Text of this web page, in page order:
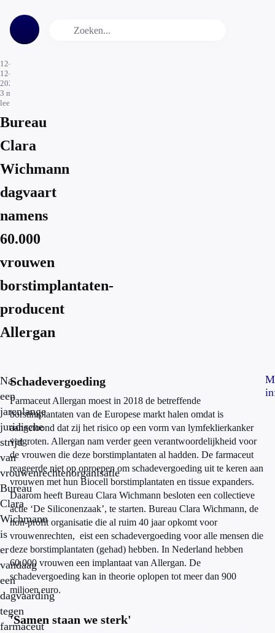
12-
12-
2022
3 min.
leestijd
Bureau
Clara
Wichmann
dagvaart
namens
60.000
vrouwen
borstimplantaten-
producent
Allergan
Na
een
jarenlange
juridische
strijd
van
vrouwenrechtenorganisatie
Bureau
Clara
Wichmann
is
er
vandaag
een
dagvaarding
tegen
farmaceut
Schadevergoeding
Farmaceut Allergan moest in 2018 de betreffende
borstimplantaten van de Europese markt halen omdat is
aangetoond dat zij het risico op een vorm van lymfeklierkanker
vergroten. Allergan nam verder geen verantwoordelijkheid voor
de vrouwen die deze borstimplantaten al hadden. De farmaceut
reageerde niet op oproepen om schadevergoeding uit te keren aan
vrouwen met hun Biocell borstimplantaten en tissue expanders.
Daarom heeft Bureau Clara Wichmann besloten een collectieve
actie ‘De Siliconenzaak’, te starten. Bureau Clara Wichmann, de
non-profit organisatie die al ruim 40 jaar opkomt voor
vrouwenrechten, eist een schadevergoeding voor alle mensen die
deze borstimplantaten (gehad) hebben. In Nederland hebben
60.000 vrouwen een implantaat van Allergan. De
schadevergoeding kan in theorie oplopen tot meer dan 900
miljoen euro.
'Samen staan we sterk'